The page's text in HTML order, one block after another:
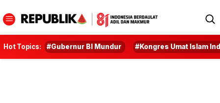
Hot Topics: #Gubernur BI Mundur #Kongres Umat Islam